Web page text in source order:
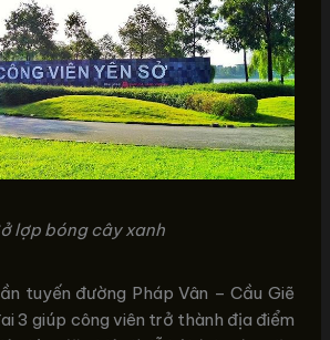
lợp bóng cây xanh
tuyến đường Pháp Vân – Cầu Giẽ
3 giúp công viên trở thành địa điểm